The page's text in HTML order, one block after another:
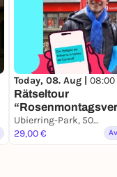
Today, 08. Aug | 08:00
Rätseltour
” planlos.in Köln
Ubierring-Park, 50678 Köln
29,00 €